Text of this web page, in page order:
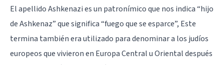
El apellido Ashkenazi es un patronímico que nos indica “hijo
de Ashkenaz” que significa “fuego que se esparce”, Este
termina también era utilizado para denominar a los judíos
europeos que vivieron en Europa Central u Oriental después